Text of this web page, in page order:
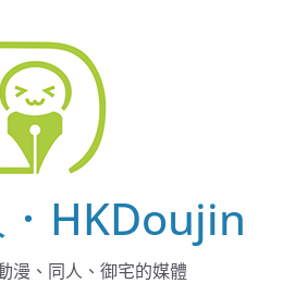
HKDoujin
漫、同人、御宅的媒體